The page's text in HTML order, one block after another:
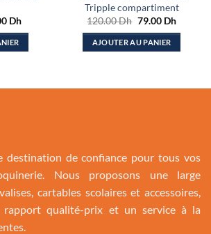
:
DhLe
actuel
Tripple compartiment
120.00Dh Le
initial
était :
79.00 DhLe
actuel
AJOUTER AU PANIER
destination de confiance pour tous vos
Nous proposons une large
cartables scolaires et accessoires,
rapport qualité-prix et un service à la